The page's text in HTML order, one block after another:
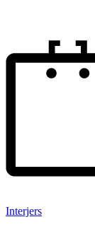
Interjers